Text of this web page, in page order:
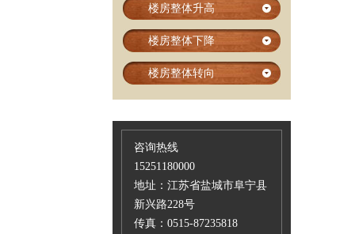
楼房整体升高
楼房整体下降
楼房整体转向
咨询热线
15251180000
地址：江苏省盐城市阜宁县
新兴路228号
传真：0515-87235818